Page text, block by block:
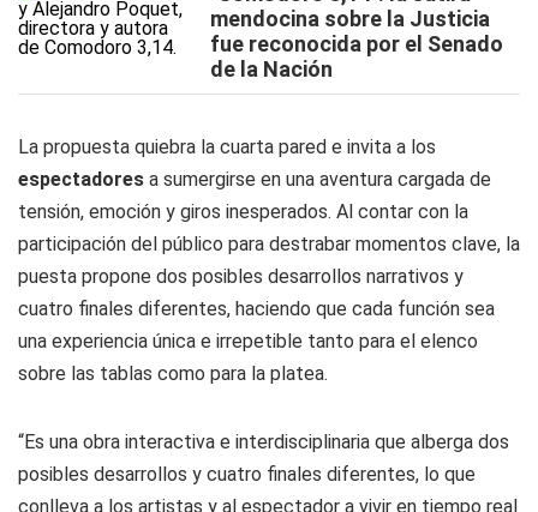
mendocina sobre la Justicia
fue reconocida por el Senado
de la Nación
La propuesta quiebra la cuarta pared e invita a los
espectadores a sumergirse en una aventura cargada de
tensión, emoción y giros inesperados. Al contar con la
participación del público para destrabar momentos clave, la
puesta propone dos posibles desarrollos narrativos y
cuatro finales diferentes, haciendo que cada función sea
una experiencia única e irrepetible tanto para el elenco
sobre las tablas como para la platea.
“Es una obra interactiva e interdisciplinaria que alberga dos
posibles desarrollos y cuatro finales diferentes, lo que
conlleva a los artistas y al espectador a vivir en tiempo real